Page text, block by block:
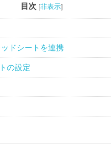
目次 [非表示]
ドシートを連携
の設定